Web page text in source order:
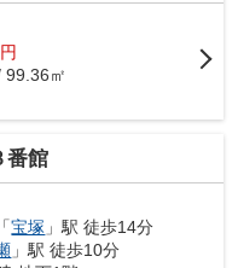
円
99.36㎡
番館
「宝塚 」駅 徒歩14分
」駅 徒歩10分